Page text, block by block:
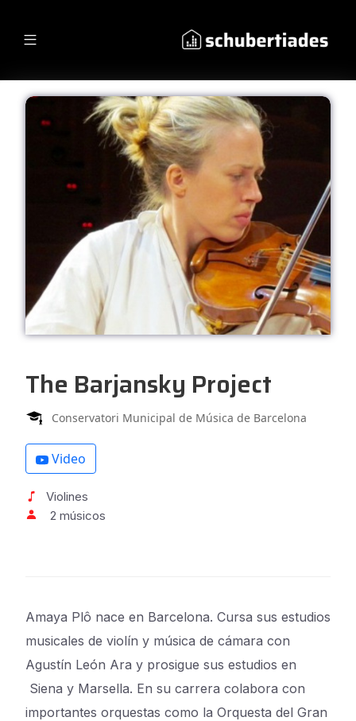
The Barjansky Project
Conservatori Municipal de Música de Barcelona
Video
Violines
2 músicos
Amaya Plô nace en Barcelona. Cursa sus estudios
musicales de violín y música de cámara con
Agustín León Ara y prosigue sus estudios en
Siena y Marsella. En su carrera colabora con
importantes orquestas como la Orquesta del Gran